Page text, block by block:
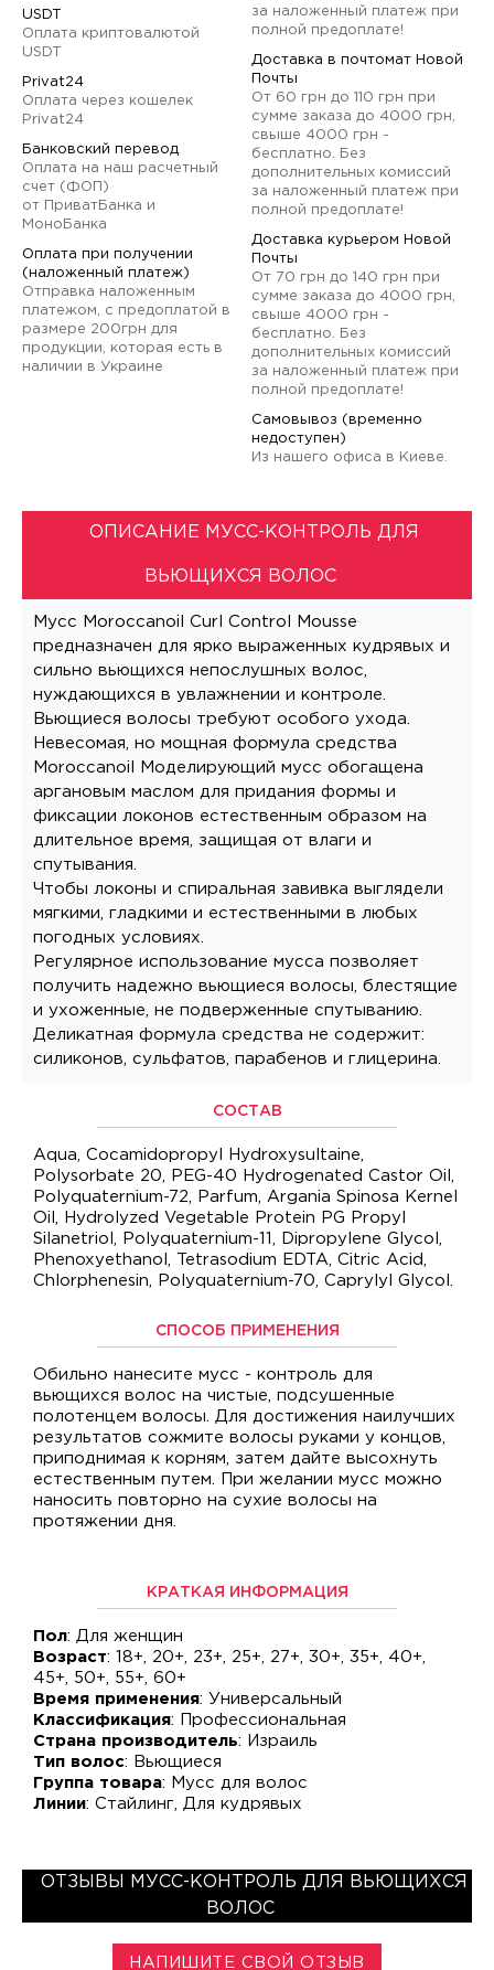
USDT
Оплата криптовалютой
USDT
Privat24
Оплата через кошелек
Privat24
Банковский перевод
Оплата на наш расчетный
счет (ФОП)
от ПриватБанка и
МоноБанка
Оплата при получении
(наложенный платеж)
Отправка наложенным
платежом, с предоплатой в
размере 200грн для
продукции, которая есть в
наличии в Украине
за наложенный платеж при
полной предоплате!
Доставка в почтомат Новой
Почты
От 60 грн до 110 грн при
сумме заказа до 4000 грн,
свыше 4000 грн -
бесплатно. Без
дополнительных комиссий
за наложенный платеж при
полной предоплате!
Доставка курьером Новой
Почты
От 70 грн до 140 грн при
сумме заказа до 4000 грн,
свыше 4000 грн -
бесплатно. Без
дополнительных комиссий
за наложенный платеж при
полной предоплате!
Самовывоз (временно
недоступен)
Из нашего офиса в Киеве.
ОПИСАНИЕ МУСС-КОНТРОЛЬ ДЛЯ
ВЬЮЩИХСЯ ВОЛОС
Мусс Moroccanoil Curl Control Mousse
предназначен для ярко выраженных кудрявых и
сильно вьющихся непослушных волос,
нуждающихся в увлажнении и контроле.
Вьющиеся волосы требуют особого ухода.
Невесомая, но мощная формула средства
Moroccanoil Моделирующий мусс обогащена
аргановым маслом для придания формы и
фиксации локонов естественным образом на
длительное время, защищая от влаги и
спутывания.
Чтобы локоны и спиральная завивка выглядели
мягкими, гладкими и естественными в любых
погодных условиях.
Регулярное использование мусса позволяет
получить надежно вьющиеся волосы, блестящие
и ухоженные, не подверженные спутыванию.
Деликатная формула средства не содержит:
силиконов, сульфатов, парабенов и глицерина.
СОСТАВ
Aqua, Cocamidopropyl Hydroxysultaine,
Polysorbate 20, PEG-40 Hydrogenated Castor Oil,
Polyquaternium-72, Parfum, Argania Spinosa Kernel
Oil, Hydrolyzed Vegetable Protein PG Propyl
Silanetriol, Polyquaternium-11, Dipropylene Glycol,
Phenoxyethanol, Tetrasodium EDTA, Citric Acid,
Chlorphenesin, Polyquaternium-70, Caprylyl Glycol.
СПОСОБ ПРИМЕНЕНИЯ
Обильно нанесите мусс - контроль для
вьющихся волос на чистые, подсушенные
полотенцем волосы. Для достижения наилучших
результатов сожмите волосы руками у концов,
приподнимая к корням, затем дайте высохнуть
естественным путем. При желании мусс можно
наносить повторно на сухие волосы на
протяжении дня.
КРАТКАЯ ИНФОРМАЦИЯ
Пол: Для женщин
Возраст: 18+, 20+, 23+, 25+, 27+, 30+, 35+, 40+,
45+, 50+, 55+, 60+
Время применения: Универсальный
Классификация: Профессиональная
Страна производитель: Израиль
Тип волос: Вьющиеся
Группа товара: Мусс для волос
Линии: Стайлинг, Для кудрявых
ОТЗЫВЫ МУСС-КОНТРОЛЬ ДЛЯ ВЬЮЩИХСЯ
ВОЛОС
НАПИШИТЕ СВОЙ ОТЗЫВ